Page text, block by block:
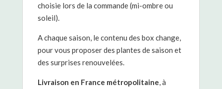
choisie lors de la commande (mi-ombre ou
soleil).
A chaque saison, le contenu des box change,
pour vous proposer des plantes de saison et
des surprises renouvelées.
Livraison en France métropolitaine, à